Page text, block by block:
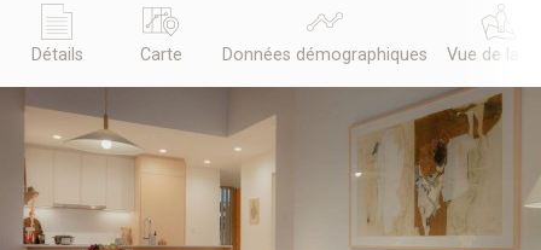
Détails Carte Données démographiques Vue de la